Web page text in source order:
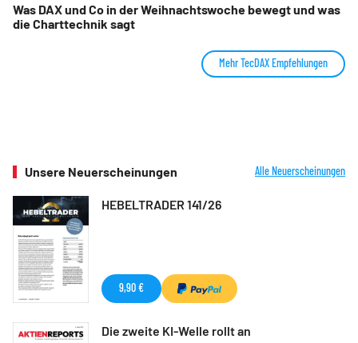
Was DAX und Co in der Weihnachtswoche bewegt und was
die Charttechnik sagt
Mehr TecDAX Empfehlungen
Unsere Neuerscheinungen Alle Neuerscheinungen
HEBELTRADER 141/26
9,90 €
Die zweite KI-Welle rollt an